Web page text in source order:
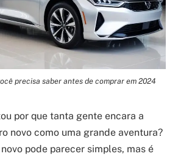
precisa saber antes de comprar em 2024
por que tanta gente encara a
novo como uma grande aventura?
pode parecer simples, mas é